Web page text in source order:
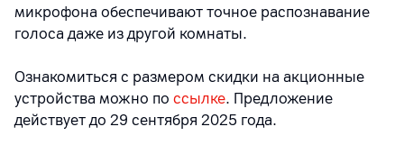
микрофона обеспечивают точное распознавание
голоса даже из другой комнаты.
Ознакомиться с размером скидки на акционные
устройства можно по ссылке. Предложение
действует до 29 сентября 2025 года.